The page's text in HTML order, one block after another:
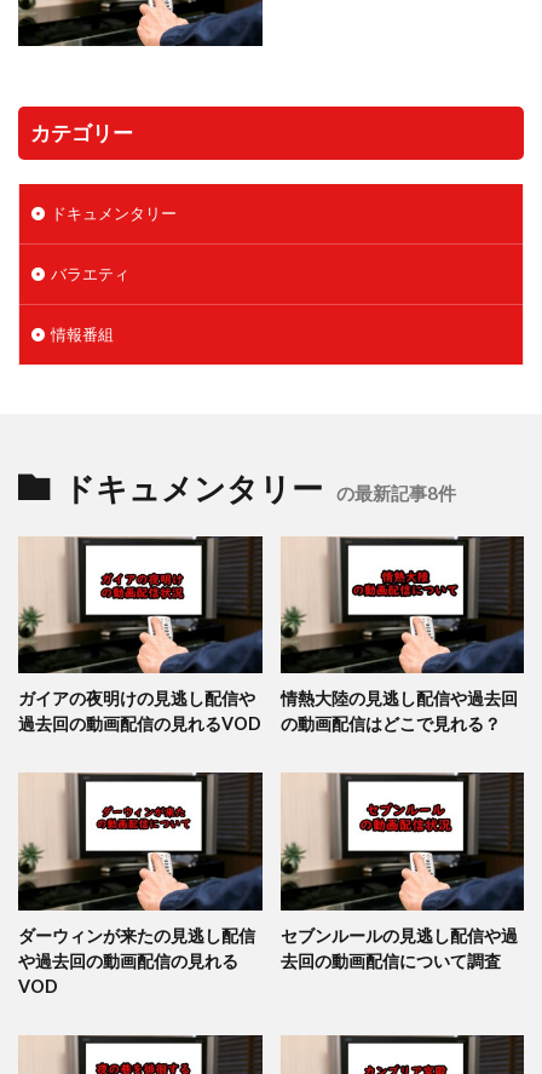
カテゴリー
ドキュメンタリー
バラエティ
情報番組
ドキュメンタリー の最新記事8件
ガイアの夜明けの見逃し配信や
過去回の動画配信の見れるVOD
情熱大陸の見逃し配信や過去回
の動画配信はどこで見れる？
ダーウィンが来たの見逃し配信
や過去回の動画配信の見れる
VOD
セブンルールの見逃し配信や過
去回の動画配信について調査